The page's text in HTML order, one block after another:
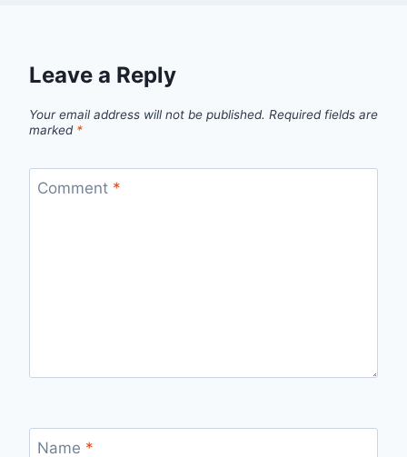
Leave a Reply
Your email address will not be published. Required fields are
marked *
Comment *
Name *